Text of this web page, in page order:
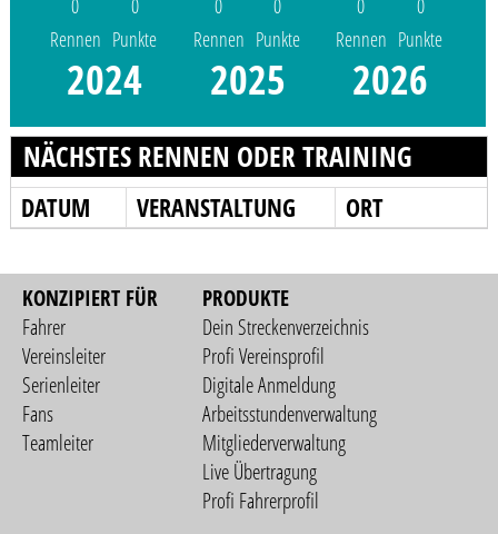
0
Rennen
0
Punkte
2024
0
Rennen
0
Punkte
2025
0
Rennen
0
Punkte
2026
NÄCHSTES RENNEN ODER TRAINING
DATUM VERANSTALTUNG ORT
KONZIPIERT FÜR
Fahrer
Vereinsleiter
Serienleiter
Fans
Teamleiter
PRODUKTE
Dein Streckenverzeichnis
Profi Vereinsprofil
Digitale Anmeldung
Arbeitsstundenverwaltung
Mitgliederverwaltung
Live Übertragung
Profi Fahrerprofil